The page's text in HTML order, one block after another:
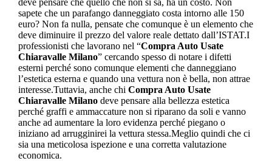
sapete che un parafango danneggiato costa intorno alle 150
euro? Non fa nulla, pensate che comunque è un elemento che
deve diminuire il prezzo del valore reale dettato dall’ISTAT.I
professionisti che lavorano nel “Compra Auto Usate
Chiaravalle Milano” cercando spesso di notare i difetti
esterni perché sono comunque elementi che danneggiano
l’estetica esterna e quando una vettura non è bella, non attrae
interesse.Tuttavia, anche chi Compra Auto Usate
Chiaravalle Milanodeve pensare alla bellezza estetica
perché graffi e ammaccature non si riparano da soli e vanno
anche ad aumentare la loro evidenza perché piegano o
iniziano ad arrugginirei la vettura stessa.Meglio quindi che ci
sia una meticolosa ispezione e una corretta valutazione
economica.